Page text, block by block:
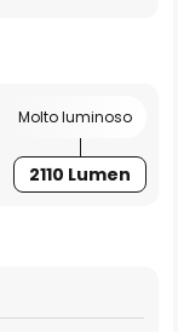
Molto luminoso
2110 Lumen